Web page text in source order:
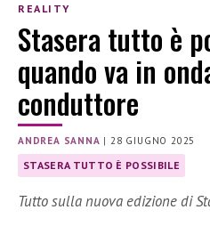
REALITY
Stasera tutto è
quando va in
conduttore
ANDREA SANNA |28 GIUGNO 2025
STASERA TUTTO È POSSIBILE
Tutto sulla nuova edizione di